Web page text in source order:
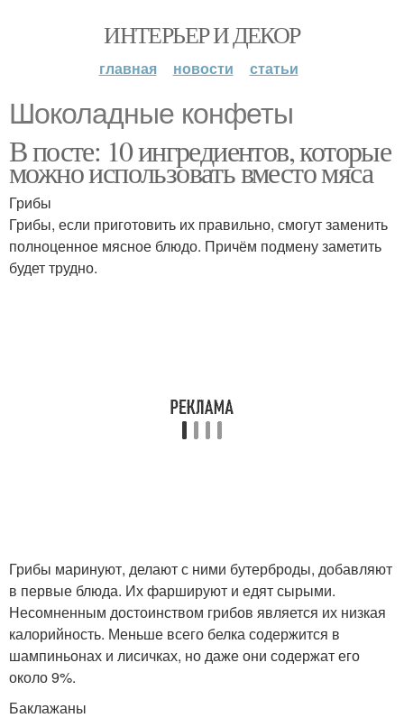
ИНТЕРЬЕР И ДЕКОР
главная новости статьи
Шоколадные конфеты
В посте: 10 ингредиентов, которые
можно использовать вместо мяса
Грибы
Грибы, если приготовить их правильно, смогут заменить
полноценное мясное блюдо. Причём подмену заметить
будет трудно.
Грибы маринуют, делают с ними бутерброды, добавляют
в первые блюда. Их фаршируют и едят сырыми.
Несомненным достоинством грибов является их низкая
калорийность. Меньше всего белка содержится в
шампиньонах и лисичках, но даже они содержат его
около 9%.
Баклажаны